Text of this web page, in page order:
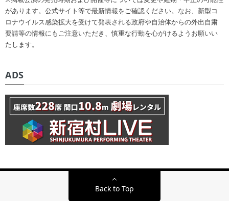
があります。公式サイト等で最新情報をご確認ください。なお、新型コ
ロナウイルス感染拡大を受けて発表される政府や自治体からの外出自粛
要請等の情報にもご注意いただき、慎重な行動を心がけるようお願いい
たします。
ADS
Back to Top